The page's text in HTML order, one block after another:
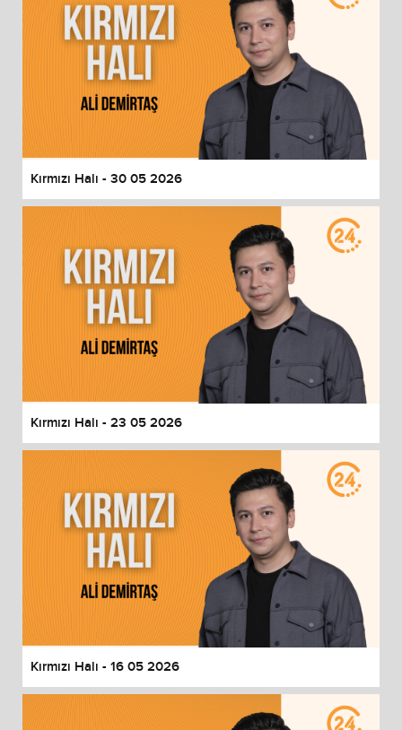
Kırmızı Halı - 30 05 2026
Kırmızı Halı - 23 05 2026
Kırmızı Halı - 16 05 2026